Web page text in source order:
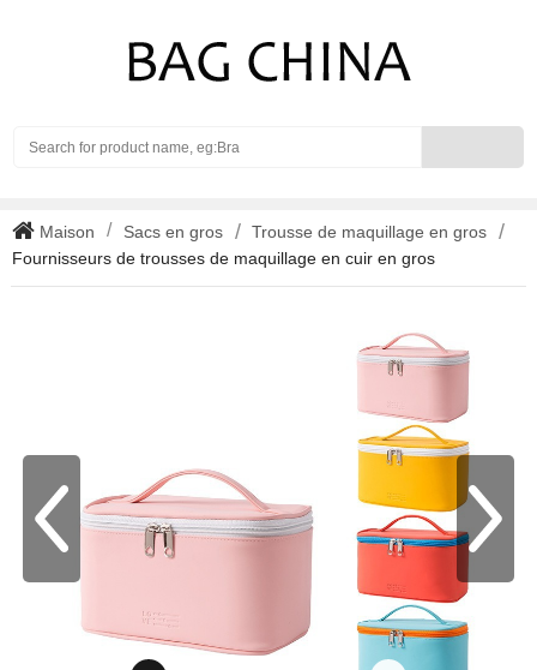
Maison Sacs en gros
Trousse de maquillage en gros
Fournisseurs de trousses de maquillage en cuir en gros